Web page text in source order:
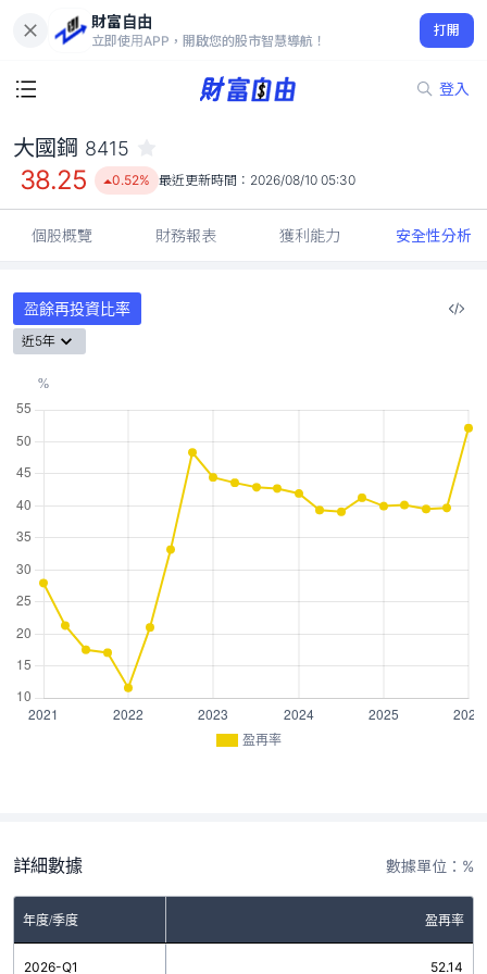
財富自由
立即使用APP，開啟您的股市智慧導航！
打開
登入
38.25
0.52%
大國鋼 8415
38.25 0.52% 最近更新時間： 2026/08/10 05:30
個股概覽 財務報表 獲利能力 安全性分析
盈餘再投資比率
近5年
盈再率
詳細數據 數據單位：%
年度/季度 盈再率
2026-Q1 52.14